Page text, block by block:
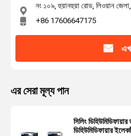
নং ১০৯, হুয়ানহুয়া রোড, লিওয়ান জেলা,
+86 17606647175
এর সেরা মূল্য পান
সিলিং
ডিহিউমিডিফায়ার